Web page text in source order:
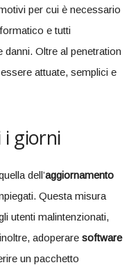
per cui è necessario
e tutti
Oltre al penetration
attuate, semplici e
giorni
dell’aggiornamento
Questa misura
utenti malintenzionati,
adoperare software
un pacchetto